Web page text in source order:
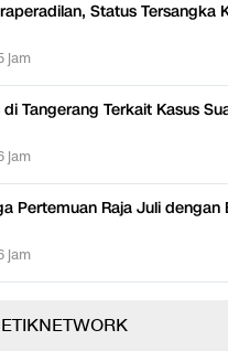
Status Tersangka
jam
Tangerang Terkait Kasus
jam
Pertemuan Raja Juli dengan
jam